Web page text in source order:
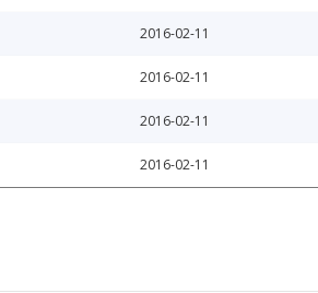
2016-02-11
2016-02-11
2016-02-11
2016-02-11